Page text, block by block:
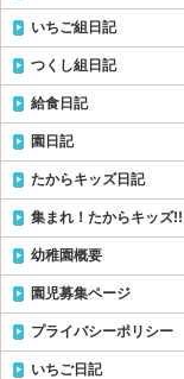
いちご組日記
つくし組日記
給食日記
園日記
たからキッズ日記
集まれ！たからキッズ!!
幼稚園概要
園児募集ページ
プライバシーポリシー
いちご日記